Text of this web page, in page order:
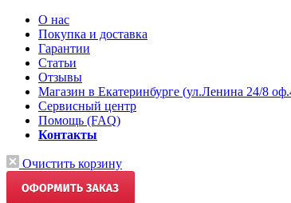
О нас
Покупка и доставка
Гарантии
Статьи
Отзывы
Магазин в Екатеринбурге (ул.Ленина 24/8
Сервисный центр
Помощь (FAQ)
Контакты
Очистить корзину